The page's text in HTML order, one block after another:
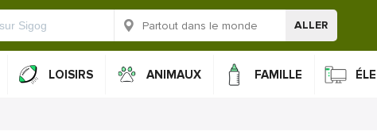
ALLER
LOISIRS ANIMAUX FAMILLE